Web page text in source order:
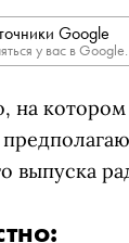
Google
у вас в Google.
на
выпуска